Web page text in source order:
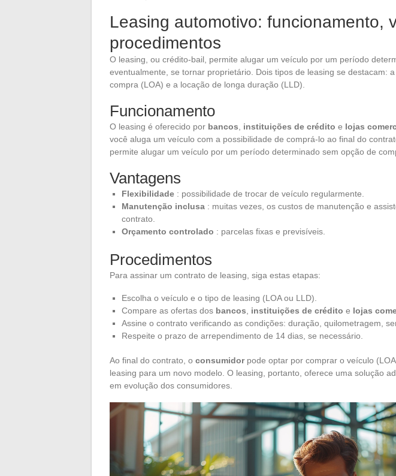
Leasing automotivo: funcionamento,
procedimentos
O leasing, ou crédito-bail, permite alugar um veículo por um período
eventualmente, se tornar proprietário. Dois tipos de leasing se destacam:
compra (LOA) e a locação de longa duração (LLD).
Funcionamento
O leasing é oferecido por bancos instituições de crédito e lojas
você aluga um veículo com a possibilidade de comprá-lo ao final do
permite alugar um veículo por um período determinado sem opção de
Vantagens
Flexibilidade : possibilidade de trocar de veículo regularmente.
Manutenção inclusa : muitas vezes, os custos de manutenção e
contrato.
Orçamento controlado : parcelas fixas e previsíveis.
Procedimentos
Para assinar um contrato de leasing, siga estas etapas:
Escolha o veículo e o tipo de leasing (LOA ou LLD).
Compare as ofertas dos bancos instituições de crédito e lojas
Assine o contrato verificando as condições: duração, quilometragem,
Respeite o prazo de arrependimento de 14 dias, se necessário.
Ao final do contrato, o consumidorpode optar por comprar o veículo
leasing para um novo modelo. O leasing, portanto, oferece uma solução
em evolução dos consumidores.